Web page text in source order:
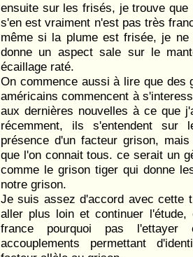
ensuite sur les frisés, je trouve
s'en est vraiment n'est pas très
même si la plume est frisée, je
donne un aspect sale sur le
écaillage raté.
On commence aussi à lire que des
américains commencent à
aux dernières nouvelles à ce que
récemment, ils s'entendent
présence d'un facteur grison,
que l'on connait tous. ce serait un
comme le grison tiger qui donne
notre grison.
Je suis assez d'accord avec cette
aller plus loin et continuer
france pourquoi pas l'ettayer
accouplements permettant